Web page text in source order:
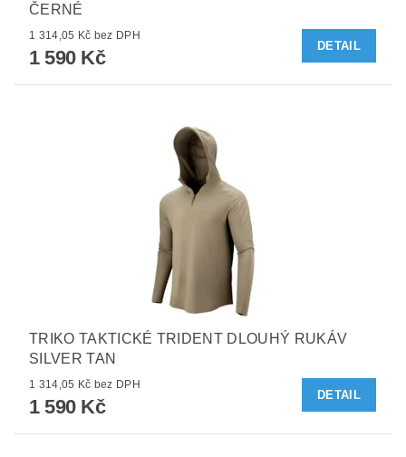
ČERNÉ
1 314,05 Kč bez DPH
1 590 Kč
DETAIL
TRIKO TAKTICKÉ TRIDENT DLOUHÝ RUKÁV
SILVER TAN
1 314,05 Kč bez DPH
1 590 Kč
DETAIL